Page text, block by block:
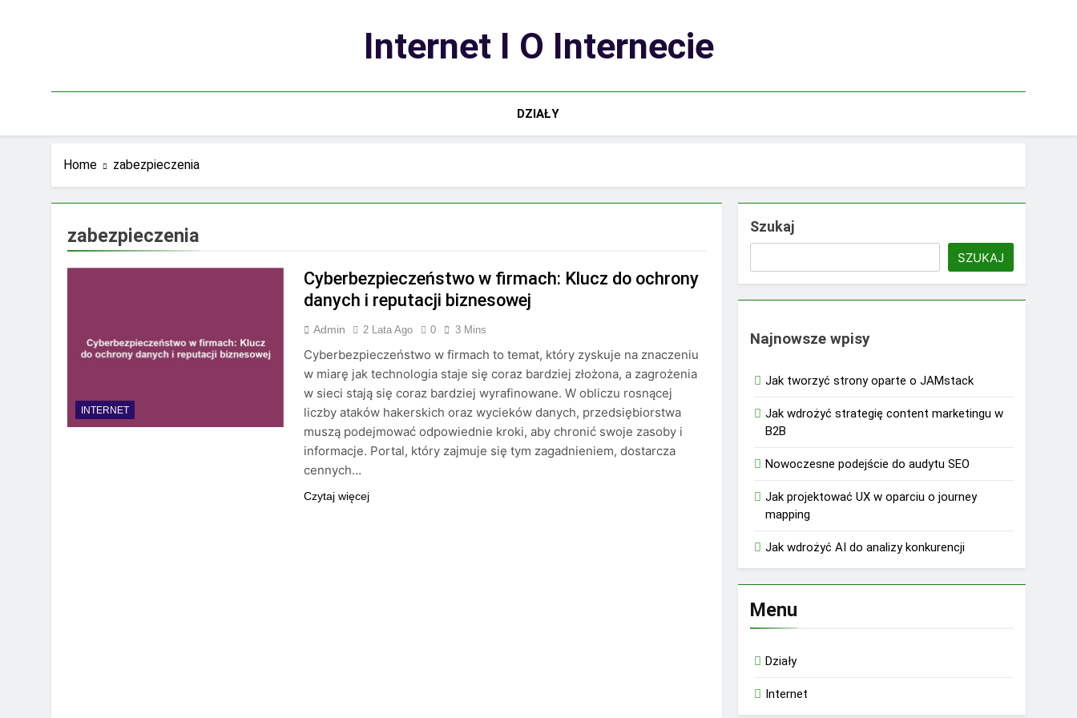
Internet I O Internecie
DZIAŁY
Home zabezpieczenia
zabezpieczenia
INTERNET
Cyberbezpieczeństwo w firmach: Klucz do ochrony
danych i reputacji biznesowej
Admin 2 Lata Ago 0 3 Mins
Cyberbezpieczeństwo w firmach to temat, który zyskuje na znaczeniu
w miarę jak technologia staje się coraz bardziej złożona, a zagrożenia
w sieci stają się coraz bardziej wyrafinowane. W obliczu rosnącej
liczby ataków hakerskich oraz wycieków danych, przedsiębiorstwa
muszą podejmować odpowiednie kroki, aby chronić swoje zasoby i
informacje. Portal, który zajmuje się tym zagadnieniem, dostarcza
cennych…
Czytaj więcej
Szukaj
SZUKAJ
Najnowsze wpisy
Jak tworzyć strony oparte o JAMstack
Jak wdrożyć strategię content marketingu w
B2B
Nowoczesne podejście do audytu SEO
Jak projektować UX w oparciu o journey
mapping
Jak wdrożyć AI do analizy konkurencji
Menu
Działy
Internet